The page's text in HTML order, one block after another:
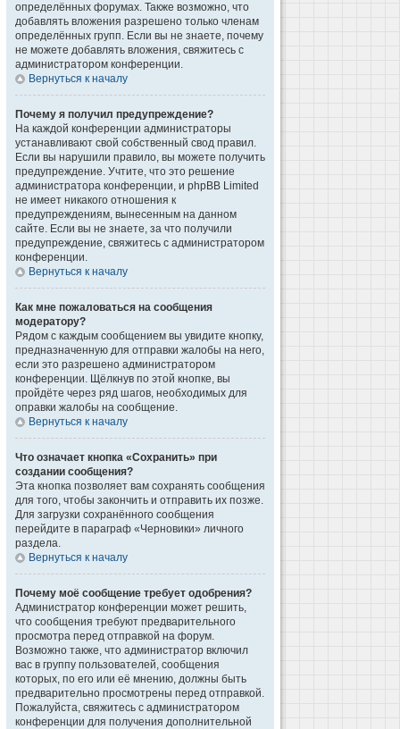
определённых форумах. Также возможно, что
добавлять вложения разрешено только членам
определённых групп. Если вы не знаете, почему
не можете добавлять вложения, свяжитесь с
администратором конференции.
Вернуться к началу
Почему я получил предупреждение?
На каждой конференции администраторы
устанавливают свой собственный свод правил.
Если вы нарушили правило, вы можете получить
предупреждение. Учтите, что это решение
администратора конференции, и phpBB Limited
не имеет никакого отношения к
предупреждениям, вынесенным на данном
сайте. Если вы не знаете, за что получили
предупреждение, свяжитесь с администратором
конференции.
Вернуться к началу
Как мне пожаловаться на сообщения
модератору?
Рядом с каждым сообщением вы увидите кнопку,
предназначенную для отправки жалобы на него,
если это разрешено администратором
конференции. Щёлкнув по этой кнопке, вы
пройдёте через ряд шагов, необходимых для
оправки жалобы на сообщение.
Вернуться к началу
Что означает кнопка «Сохранить» при
создании сообщения?
Эта кнопка позволяет вам сохранять сообщения
для того, чтобы закончить и отправить их позже.
Для загрузки сохранённого сообщения
перейдите в параграф «Черновики» личного
раздела.
Вернуться к началу
Почему моё сообщение требует одобрения?
Администратор конференции может решить,
что сообщения требуют предварительного
просмотра перед отправкой на форум.
Возможно также, что администратор включил
вас в группу пользователей, сообщения
которых, по его или её мнению, должны быть
предварительно просмотрены перед отправкой.
Пожалуйста, свяжитесь с администратором
конференции для получения дополнительной